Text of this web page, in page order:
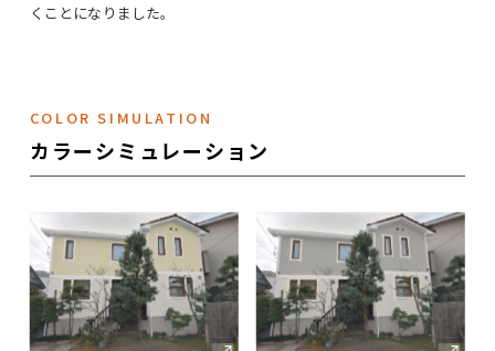
くことになりました。
COLOR SIMULATION
カラーシミュレーション